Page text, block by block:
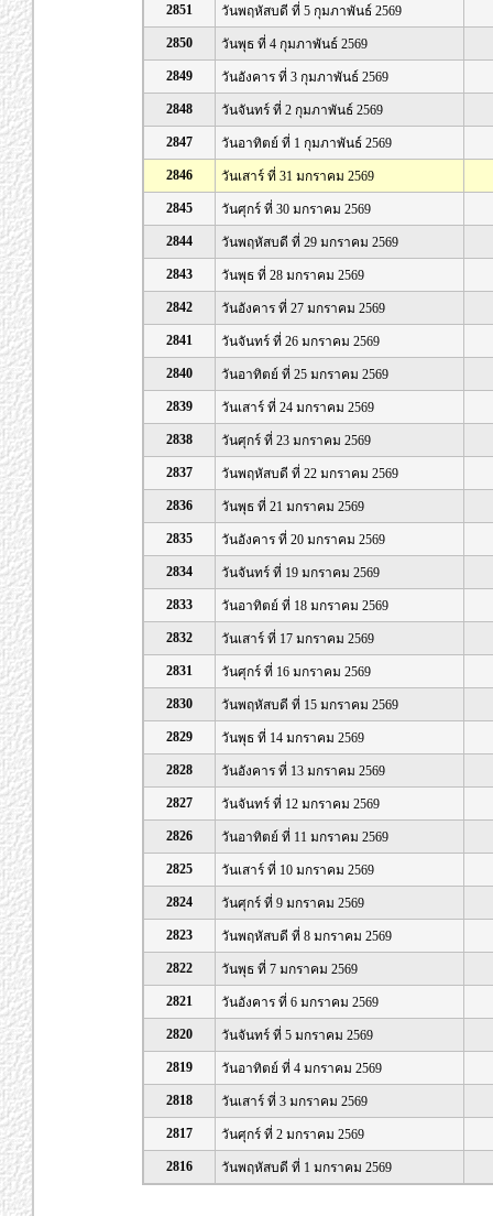
2851 วันพฤหัสบดี ที่ 5 กุมภาพันธ์ 2569
2850 วันพุธ ที่ 4 กุมภาพันธ์ 2569
2849 วันอังคาร ที่ 3 กุมภาพันธ์ 2569
2848 วันจันทร์ ที่ 2 กุมภาพันธ์ 2569
2847 วันอาทิตย์ ที่ 1 กุมภาพันธ์ 2569
2846 วันเสาร์ ที่ 31 มกราคม 2569
2845 วันศุกร์ ที่ 30 มกราคม 2569
2844 วันพฤหัสบดี ที่ 29 มกราคม 2569
2843 วันพุธ ที่ 28 มกราคม 2569
2842 วันอังคาร ที่ 27 มกราคม 2569
2841 วันจันทร์ ที่ 26 มกราคม 2569
2840 วันอาทิตย์ ที่ 25 มกราคม 2569
2839 วันเสาร์ ที่ 24 มกราคม 2569
2838 วันศุกร์ ที่ 23 มกราคม 2569
2837 วันพฤหัสบดี ที่ 22 มกราคม 2569
2836 วันพุธ ที่ 21 มกราคม 2569
2835 วันอังคาร ที่ 20 มกราคม 2569
2834 วันจันทร์ ที่ 19 มกราคม 2569
2833 วันอาทิตย์ ที่ 18 มกราคม 2569
2832 วันเสาร์ ที่ 17 มกราคม 2569
2831 วันศุกร์ ที่ 16 มกราคม 2569
2830 วันพฤหัสบดี ที่ 15 มกราคม 2569
2829 วันพุธ ที่ 14 มกราคม 2569
2828 วันอังคาร ที่ 13 มกราคม 2569
2827 วันจันทร์ ที่ 12 มกราคม 2569
2826 วันอาทิตย์ ที่ 11 มกราคม 2569
2825 วันเสาร์ ที่ 10 มกราคม 2569
2824 วันศุกร์ ที่ 9 มกราคม 2569
2823 วันพฤหัสบดี ที่ 8 มกราคม 2569
2822 วันพุธ ที่ 7 มกราคม 2569
2821 วันอังคาร ที่ 6 มกราคม 2569
2820 วันจันทร์ ที่ 5 มกราคม 2569
2819 วันอาทิตย์ ที่ 4 มกราคม 2569
2818 วันเสาร์ ที่ 3 มกราคม 2569
2817 วันศุกร์ ที่ 2 มกราคม 2569
2816 วันพฤหัสบดี ที่ 1 มกราคม 2569